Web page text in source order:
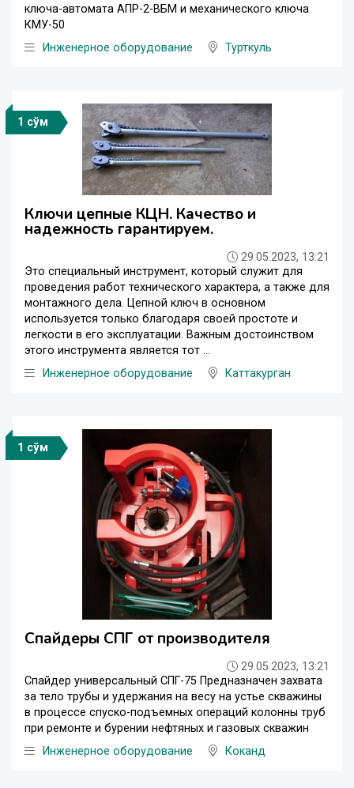
ключа-автомата АПР-2-ВБМ и механического ключа
КМУ-50
Инженерное оборудование
Турткуль
1 сўм
Ключи цепные КЦН. Качество и
надежность гарантируем.
29.05.2023, 13:21
Это специальный инструмент, который служит для
проведения работ технического характера, а также для
монтажного дела. Цепной ключ в основном
используется только благодаря своей простоте и
легкости в его эксплуатации. Важным достоинством
этого инструмента является тот ...
Инженерное оборудование
Каттакурган
1 сўм
Спайдеры СПГ от производителя
29.05.2023, 13:21
Спайдер универсальный СПГ-75 Предназначен захвата
за тело трубы и удержания на весу на устье скважины
в процессе спуско-подъемных операций колонны труб
при ремонте и бурении нефтяных и газовых скважин
Инженерное оборудование
Коканд